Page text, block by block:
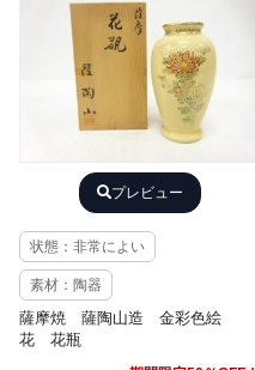
プレビュー
状態：非常によい
素材：陶器
薩摩焼 薩陶山造 金彩色絵
花 花瓶